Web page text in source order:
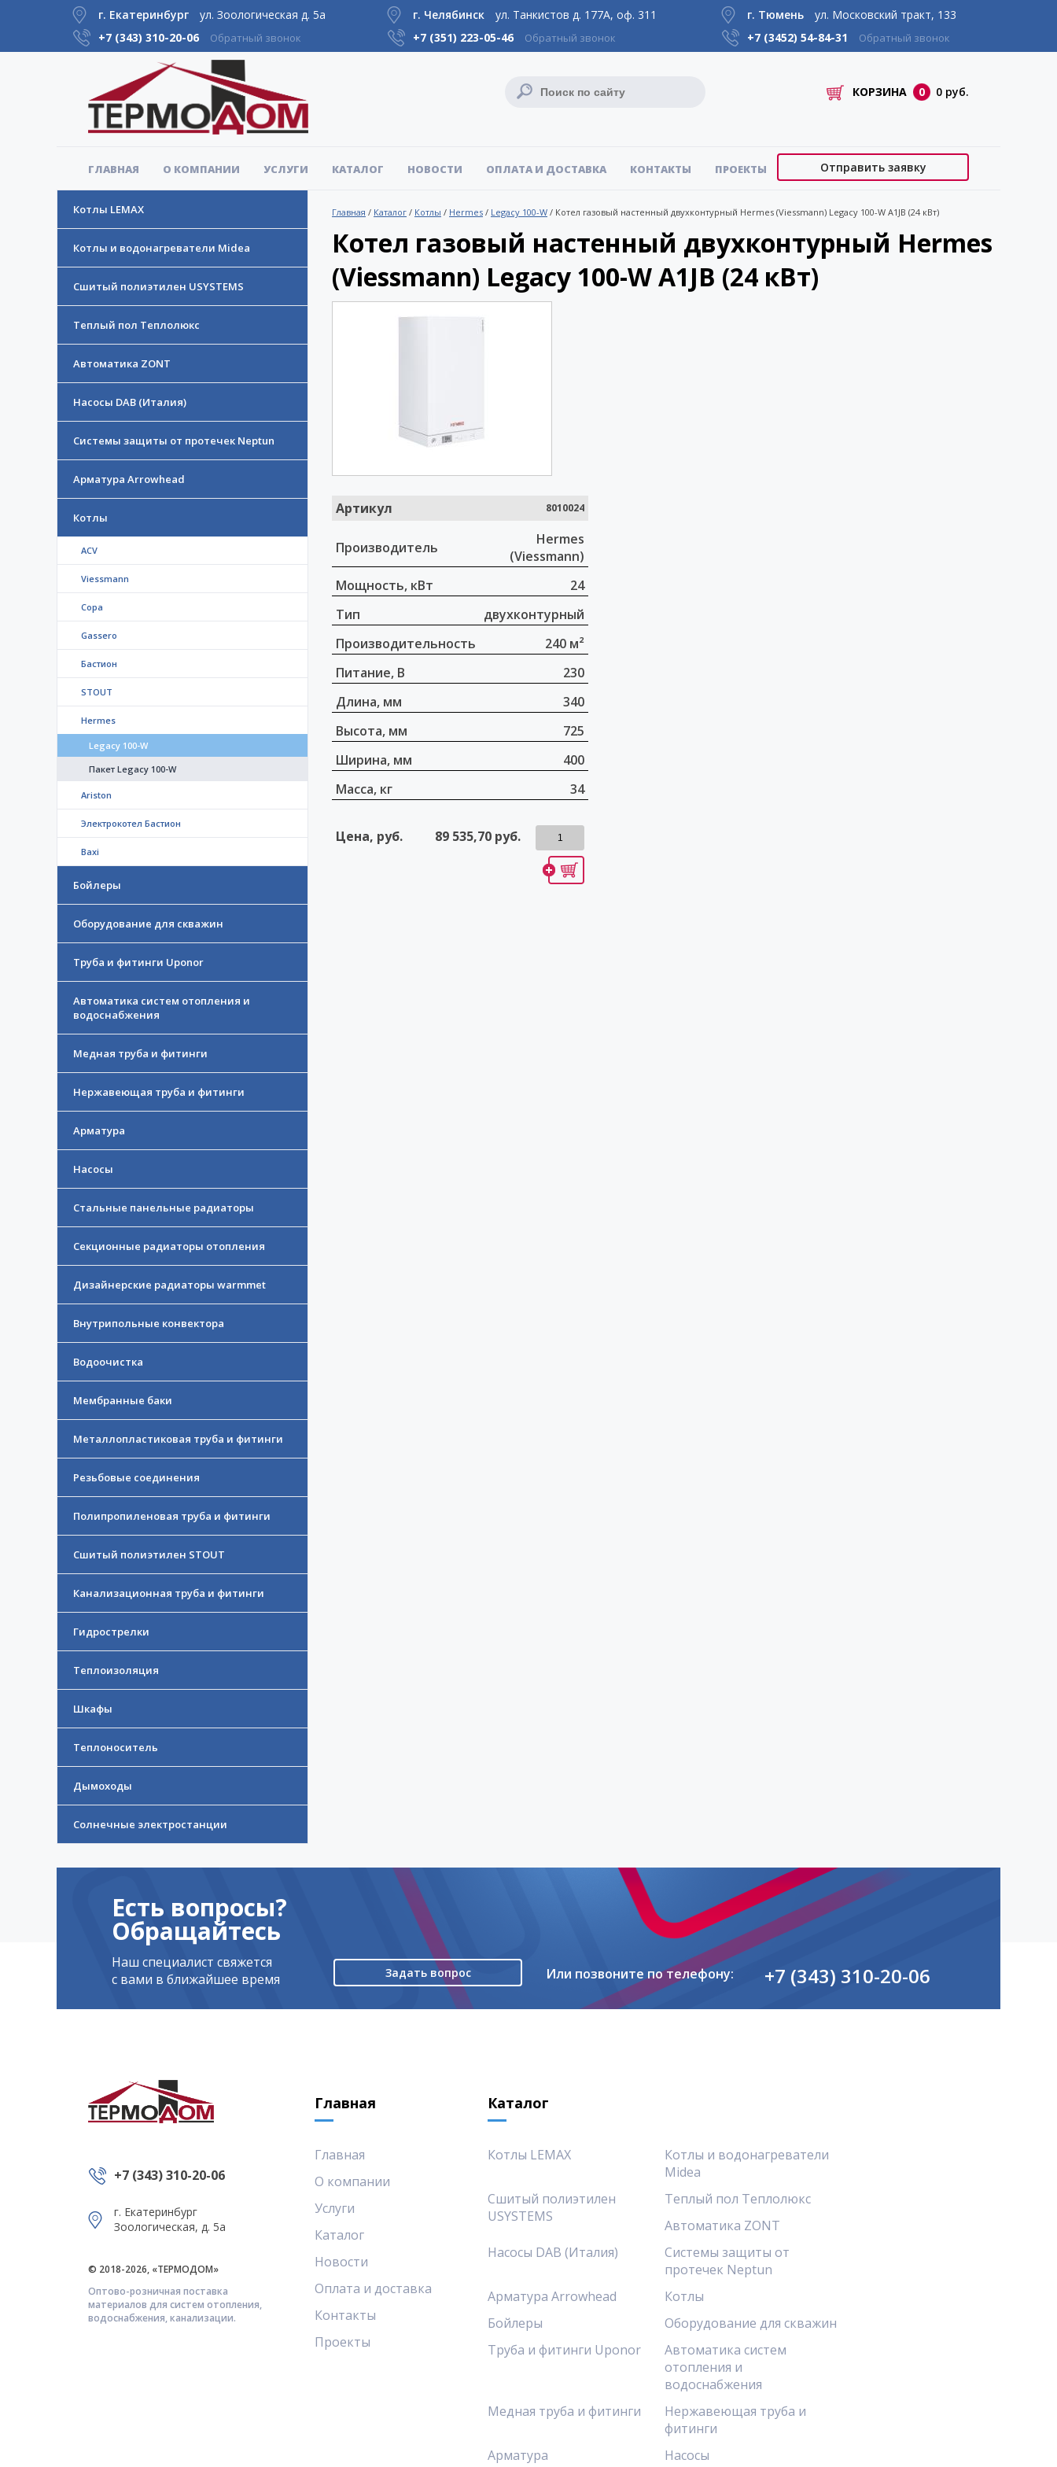
г. Екатеринбург
ул. Зоологическая д. 5а
+7 (343) 310-20-06 Обратный звонок
г. Челябинск
ул. Танкистов д. 177А, оф. 311
+7 (351) 223-05-46 Обратный звонок
г. Тюмень
ул. Московский тракт, 133
+7 (3452) 54-84-31 Обратный звонок
КОРЗИНА 0 0 руб.
Отправить заявку
ГЛАВНАЯ О КОМПАНИИ УСЛУГИ КАТАЛОГ НОВОСТИ ОПЛАТА И ДОСТАВКА КОНТАКТЫ ПРОЕКТЫ
Котлы LEMAX
Котлы и водонагреватели Midea
Сшитый полиэтилен USYSTEMS
Теплый пол Теплолюкс
Автоматика ZONT
Насосы DAB (Италия)
Системы защиты от протечек Neptun
Арматура Arrowhead
Котлы
ACV
Viessmann
Copa
Gassero
Бастион
STOUT
Hermes
Legacy 100-W
Пакет Legacy 100-W
Ariston
Электрокотел Бастион
Baxi
Бойлеры
Оборудование для скважин
Труба и фитинги Uponor
Автоматика систем отопления и
водоснабжения
Медная труба и фитинги
Нержавеющая труба и фитинги
Арматура
Насосы
Стальные панельные радиаторы
Секционные радиаторы отопления
Дизайнерские радиаторы warmmet
Внутрипольные конвектора
Водоочистка
Мембранные баки
Металлопластиковая труба и фитинги
Резьбовые соединения
Полипропиленовая труба и фитинги
Сшитый полиэтилен STOUT
Канализационная труба и фитинги
Гидрострелки
Теплоизоляция
Шкафы
Теплоноситель
Дымоходы
Солнечные электростанции
Главная / Каталог / Котлы / Hermes / Legacy 100-W / Котел газовый настенный двухконтурный Hermes (Viessmann) Legacy 100-W A1JB (24 кВт)
Котел газовый настенный двухконтурный Hermes
(Viessmann) Legacy 100-W A1JB (24 кВт)
Артикул 8010024
Производитель
Hermes
(Viessmann)
Мощность, кВт
24
Тип
двухконтурный
Производительность
240 м²
Питание, В
230
Длина, мм
340
Высота, мм
725
Ширина, мм
400
Масса, кг
34
Цена, руб. 89 535,70 руб.
Есть вопросы?
Обращайтесь
Наш специалист свяжется
с вами в ближайшее время
Задать вопрос Или позвоните по телефону: +7 (343) 310-20-06
Главная Каталог
+7 (343) 310-20-06
г. Екатеринбург
Зоологическая, д. 5а
© 2018-2026, «ТЕРМОДОМ»
Оптово-розничная поставка
материалов для систем отопления,
водоснабжения, канализации.
Главная
О компании
Услуги
Каталог
Новости
Оплата и доставка
Контакты
Проекты
Котлы LEMAX
Котлы и водонагреватели
Midea
Сшитый полиэтилен
USYSTEMS
Теплый пол Теплолюкс
Автоматика ZONT
Насосы DAB (Италия)
Системы защиты от
протечек Neptun
Арматура Arrowhead
Котлы
Бойлеры
Оборудование для скважин
Труба и фитинги Uponor
Автоматика систем
отопления и
водоснабжения
Медная труба и фитинги
Нержавеющая труба и
фитинги
Арматура
Насосы